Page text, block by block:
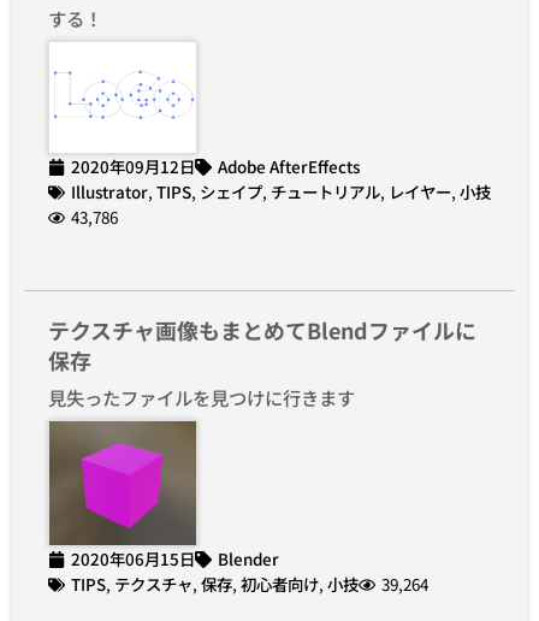
する！
2020年09月12日
Adobe AfterEffects
Illustrator, TIPS, シェイプ, チュートリアル, レイヤー, 小技
43,786
テクスチャ画像もまとめてBlendファイルに
保存
見失ったファイルを見つけに行きます
2020年06月15日
Blender
TIPS, テクスチャ, 保存, 初心者向け, 小技 39,264